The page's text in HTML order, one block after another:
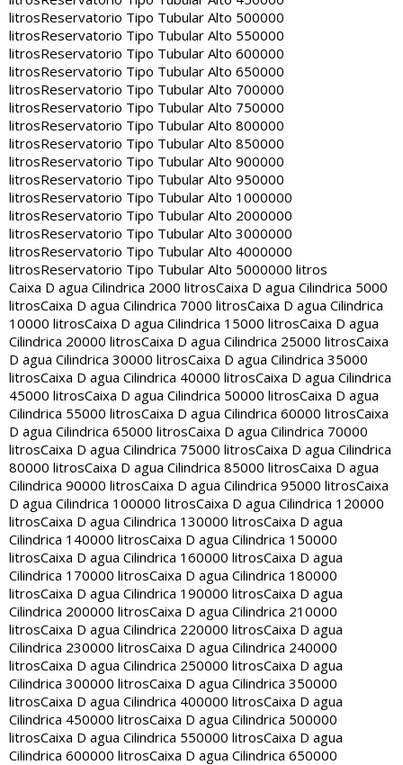
litrosReservatorio Tipo Tubular Alto 500000
litrosReservatorio Tipo Tubular Alto 550000
litrosReservatorio Tipo Tubular Alto 600000
litrosReservatorio Tipo Tubular Alto 650000
litrosReservatorio Tipo Tubular Alto 700000
litrosReservatorio Tipo Tubular Alto 750000
litrosReservatorio Tipo Tubular Alto 800000
litrosReservatorio Tipo Tubular Alto 850000
litrosReservatorio Tipo Tubular Alto 900000
litrosReservatorio Tipo Tubular Alto 950000
litrosReservatorio Tipo Tubular Alto 1000000
litrosReservatorio Tipo Tubular Alto 2000000
litrosReservatorio Tipo Tubular Alto 3000000
litrosReservatorio Tipo Tubular Alto 4000000
litrosReservatorio Tipo Tubular Alto 5000000 litros
Caixa D agua Cilindrica 2000 litrosCaixa D agua Cilindrica 5000
litrosCaixa D agua Cilindrica 7000 litrosCaixa D agua Cilindrica
10000 litrosCaixa D agua Cilindrica 15000 litrosCaixa D agua
Cilindrica 20000 litrosCaixa D agua Cilindrica 25000 litrosCaixa
D agua Cilindrica 30000 litrosCaixa D agua Cilindrica 35000
litrosCaixa D agua Cilindrica 40000 litrosCaixa D agua Cilindrica
45000 litrosCaixa D agua Cilindrica 50000 litrosCaixa D agua
Cilindrica 55000 litrosCaixa D agua Cilindrica 60000 litrosCaixa
D agua Cilindrica 65000 litrosCaixa D agua Cilindrica 70000
litrosCaixa D agua Cilindrica 75000 litrosCaixa D agua Cilindrica
80000 litrosCaixa D agua Cilindrica 85000 litrosCaixa D agua
Cilindrica 90000 litrosCaixa D agua Cilindrica 95000 litrosCaixa
D agua Cilindrica 100000 litrosCaixa D agua Cilindrica 120000
litrosCaixa D agua Cilindrica 130000 litrosCaixa D agua
Cilindrica 140000 litrosCaixa D agua Cilindrica 150000
litrosCaixa D agua Cilindrica 160000 litrosCaixa D agua
Cilindrica 170000 litrosCaixa D agua Cilindrica 180000
litrosCaixa D agua Cilindrica 190000 litrosCaixa D agua
Cilindrica 200000 litrosCaixa D agua Cilindrica 210000
litrosCaixa D agua Cilindrica 220000 litrosCaixa D agua
Cilindrica 230000 litrosCaixa D agua Cilindrica 240000
litrosCaixa D agua Cilindrica 250000 litrosCaixa D agua
Cilindrica 300000 litrosCaixa D agua Cilindrica 350000
litrosCaixa D agua Cilindrica 400000 litrosCaixa D agua
Cilindrica 450000 litrosCaixa D agua Cilindrica 500000
litrosCaixa D agua Cilindrica 550000 litrosCaixa D agua
Cilindrica 600000 litrosCaixa D agua Cilindrica 650000